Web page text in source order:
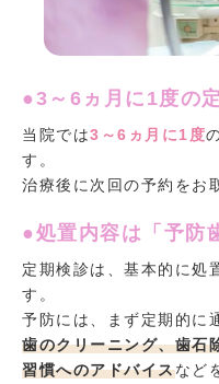
●3～6ヵ月に1度の
当院では3～6ヵ月に1度
す。
治療後に次回の予約をお
●処置内容は「予防
定期検診は、基本的に処
す。
予防には、まず定期的に
歯のクリーニング、歯石
習慣へのアドバイスなど